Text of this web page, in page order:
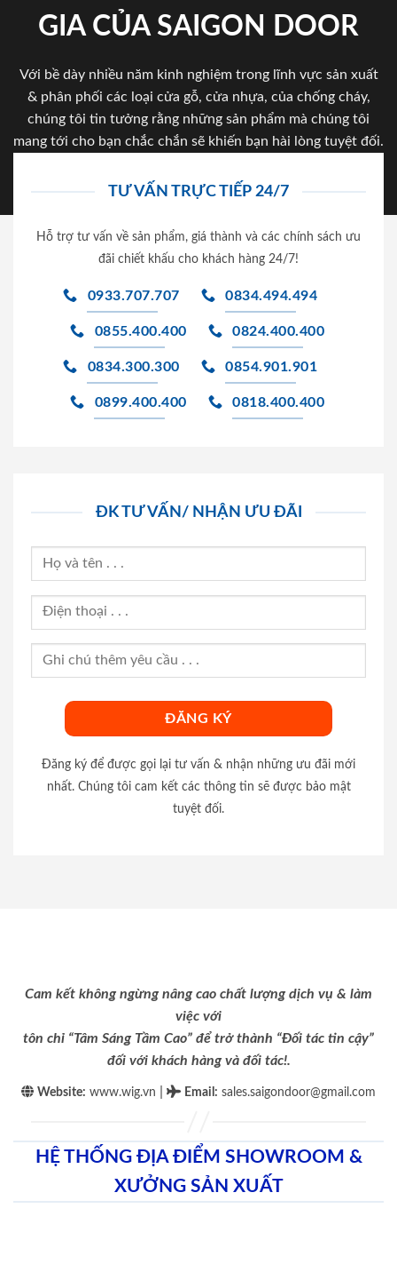
GIA CỦA SAIGON DOOR
Với bề dày nhiều năm kinh nghiệm trong lĩnh vực sản xuất
& phân phối các loại cửa gỗ, cửa nhựa, của chống cháy,
chúng tôi tin tưởng rằng những sản phẩm mà chúng tôi
mang tới cho bạn chắc chắn sẽ khiến bạn hài lòng tuyệt đối.
TƯ VẤN TRỰC TIẾP 24/7
Hỗ trợ tư vấn về sản phẩm, giá thành và các chính sách ưu
đãi chiết khấu cho khách hàng 24/7!
0933.707.707 0834.494.494
0855.400.400 0824.400.400
0834.300.300 0854.901.901
0899.400.400 0818.400.400
ĐK TƯ VẤN/ NHẬN ƯU ĐÃI
Đăng ký để được gọi lại tư vấn & nhận những ưu đãi mới
nhất. Chúng tôi cam kết các thông tin sẽ được bảo mật
tuyệt đối.
Cam kết không ngừng nâng cao chất lượng dịch vụ & làm
việc với
tôn chỉ “Tâm Sáng Tầm Cao” để trở thành “Đối tác tin cậy”
đối với khách hàng và đối tác!.
Website: www.wig.vn Email : sales.saigondoor@gmail.com
HỆ THỐNG ĐỊA ĐIỂM SHOWROOM &
XƯỞNG SẢN XUẤT